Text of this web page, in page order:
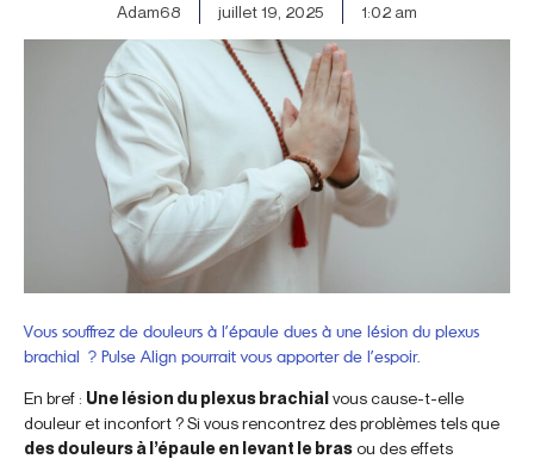
Adam68 juillet 19, 2025 1:02 am
Vous souffrez de douleurs à l’épaule dues à une lésion du plexus
brachial ? Pulse Align pourrait vous apporter de l’espoir.
En bref : Une lésion du plexus brachialvous cause-t-elle
douleur et inconfort ? Si vous rencontrez des problèmes tels que
des douleurs à l’épaule en levant le brasou des effets